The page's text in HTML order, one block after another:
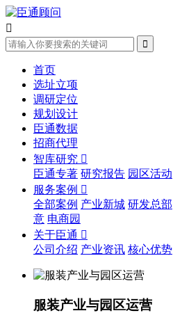


首页
选址立项
调研定位
规划设计
臣通数据
招商代理
智库研究 
臣通专著 研究报告 园区活动
服务案例 
全部案例 产业新城 研发总部
意 电商园
关于臣通 
公司介绍 产业资讯 核心优势
服装产业与园区运营